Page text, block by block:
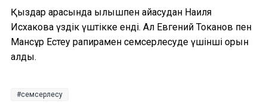
Қыздар арасында қылышпен айқасудан Наиля
Исхакова үздік үштікке енді. Ал Евгений Токанов пен
Мансұр Естеу рапирамен семсерлесуде үшінші орын
алды.
семсерлесу